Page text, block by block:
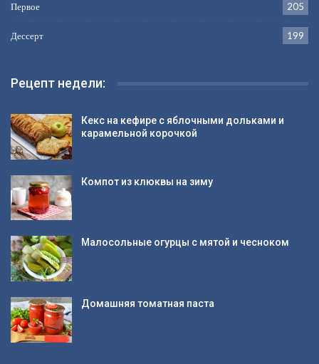
Первое 205
Дессерт 199
Рецепт недели:
Кекс на кефире с яблочными дольками и
карамельной корочкой
Компот из клюквы на зиму
Малосольные огурцы с мятой и чесноком
Домашняя томатная паста